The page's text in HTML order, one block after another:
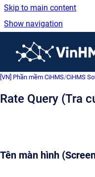
Skip to main content
Show navigation
[VN] Phần mềm CiHMS/CiHMS
Rate Query (Tra
Tên màn hình